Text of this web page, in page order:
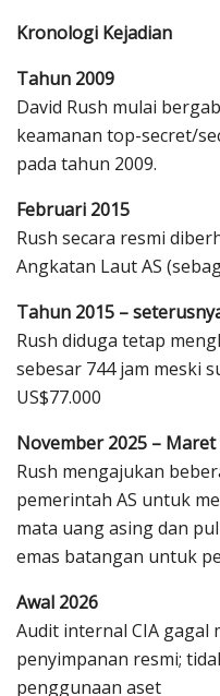
Kronologi Kejadian
Tahun 2009
David Rush mulai
keamanan top-secret/
pada tahun 2009.
Februari 2015
Rush secara resmi
Angkatan Laut AS
Tahun 2015 –
Rush diduga tetap
sebesar 744 jam meski
US$77.000
November 2025 – Maret
Rush mengajukan
pemerintah AS untuk
mata uang asing dan
emas batangan untuk
Awal 2026
Audit internal CIA gagal
penyimpanan resmi;
penggunaan aset